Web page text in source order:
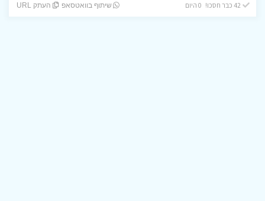
42 כבר חסכו! 0 היום שיתוף בוואטסאפ העתק URL